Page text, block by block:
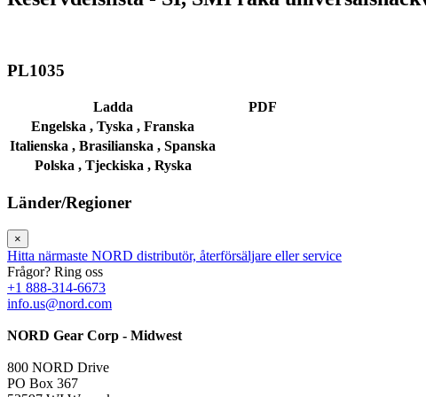
PL1035
Ladda
PDF
Engelska , Tyska , Franska
Italienska , Brasilianska , Spanska
Polska , Tjeckiska , Ryska
Länder/Regioner
×
Hitta närmaste NORD distributör, återförsäljare eller service
Frågor? Ring oss
+1 888-314-6673
info.us@nord.com
NORD Gear Corp - Midwest
800 NORD Drive
PO Box 367